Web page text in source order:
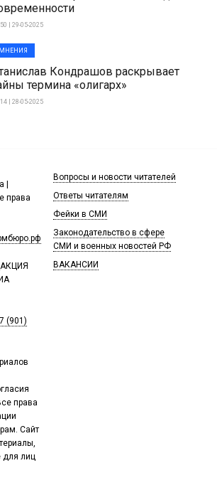
| 29-05-2025
МНЕНИЯ
Кондрашов раскрывает
термина «олигарх»
| 28-05-2025
|
права
(901)
права
Сайт
для лиц
Вопросы и новости читателей
Ответы читателям
Фейки в СМИ
Законодательство в сфере
СМИ и военных новостей РФ
ВАКАНСИИ